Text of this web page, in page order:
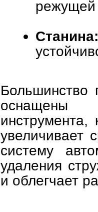
режущей
Станина:
Большинство
оснащены
инструмента,
увеличивает
систему
удаления
и облегчает